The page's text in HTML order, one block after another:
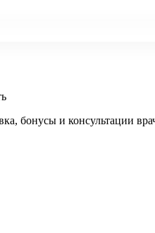
бонусы и консультации